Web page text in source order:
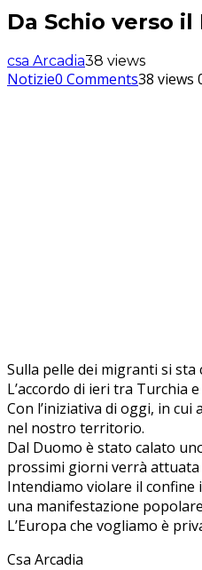
Da Schio verso
csa Arcadia38 views
Notizie0 Comments38 views
Sulla pelle dei migranti si
L’accordo di ieri tra Turchia
Con l’iniziativa di oggi, in
nel nostro territorio.
Dal Duomo è stato calato
prossimi giorni verrà attuata
Intendiamo violare il confine
una manifestazione
L’Europa che vogliamo è
Csa Arcadia